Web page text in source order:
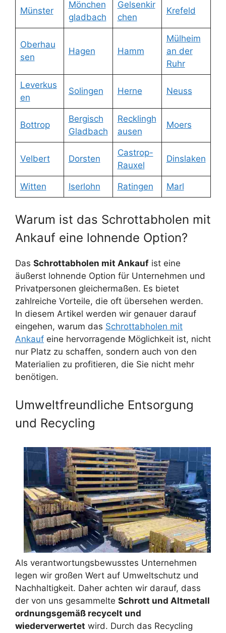
Münster
Mönchen
gladbach
Gelsenkir
chen
Krefeld
Oberhau
sen
Hagen Hamm
Mülheim
an der
Ruhr
Leverkus
en
Solingen Herne Neuss
Bottrop
Bergisch
Gladbach
Recklingh
ausen
Moers
Velbert Dorsten
Castrop-
Rauxel
Dinslaken
Witten Iserlohn Ratingen Marl
Warum ist das Schrottabholen mit
Ankauf eine lohnende Option?
Das Schrottabholen mit Ankauf ist eine
äußerst lohnende Option für Unternehmen und
Privatpersonen gleichermaßen. Es bietet
zahlreiche Vorteile, die oft übersehen werden.
In diesem Artikel werden wir genauer darauf
eingehen, warum das Schrottabholen mit
Ankauf eine hervorragende Möglichkeit ist, nicht
nur Platz zu schaffen, sondern auch von den
Materialien zu profitieren, die Sie nicht mehr
benötigen.
Umweltfreundliche Entsorgung
und Recycling
Als verantwortungsbewusstes Unternehmen
legen wir großen Wert auf Umweltschutz und
Nachhaltigkeit. Daher achten wir darauf, dass
der von uns gesammelte Schrott und Altmetall
ordnungsgemäß recycelt und
wiederverwertet wird. Durch das Recycling